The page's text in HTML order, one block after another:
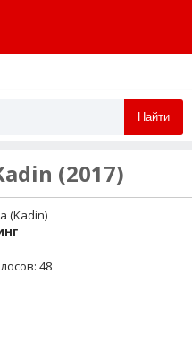
Найти
(2017)
48